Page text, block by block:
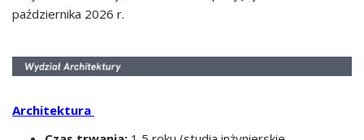
października 2026 r.
Architektura